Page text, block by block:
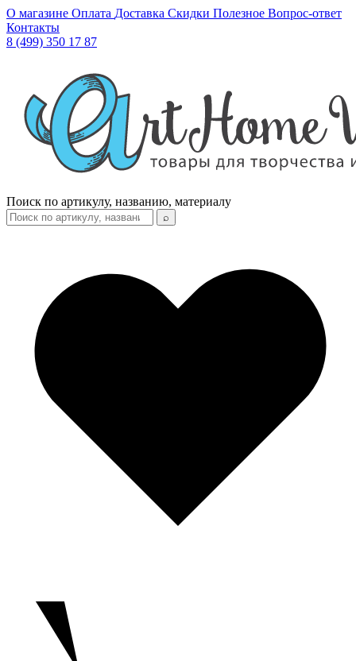
О магазине Оплата Доставка Скидки Полезное Вопрос-ответ
Контакты
8 (499) 350 17 87
Поиск по артикулу, названию, материалу
⌕